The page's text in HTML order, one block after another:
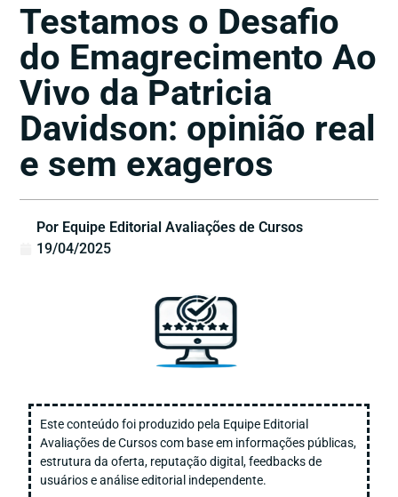
Testamos o Desafio
do Emagrecimento Ao
Vivo da Patricia
Davidson: opinião real
e sem exageros
Por Equipe Editorial Avaliações de Cursos
19/04/2025
Este conteúdo foi produzido pela Equipe Editorial
Avaliações de Cursos com base em informações públicas,
estrutura da oferta, reputação digital, feedbacks de
usuários e análise editorial independente.